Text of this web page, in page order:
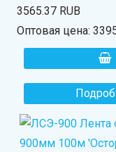
3565.37 RUB
Оптовая цена: